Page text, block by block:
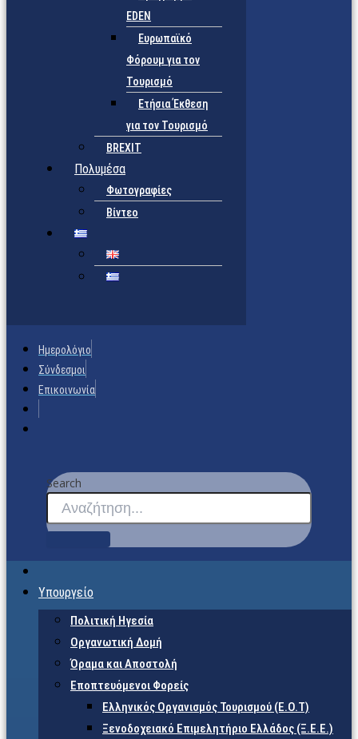
EDEN
Ευρωπαϊκό
Φόρουμ για τον
Τουρισμό
Ετήσια Έκθεση
για τον Τουρισμό
BREXIT
Πολυμέσα
Φωτογραφίες
Βίντεο
Ημερολόγιο
Σύνδεσμοι
Επικοινωνία
Search
Υπουργείο
Πολιτική Ηγεσία
Οργανωτική Δομή
Όραμα και Αποστολή
Εποπτευόμενοι Φορείς
Eλληνικός Οργανισμός Τουρισμού (Ε.Ο.Τ)
Ξενοδοχειακό Επιμελητήριο Ελλάδος (Ξ.Ε.Ε.)